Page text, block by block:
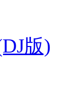
版)